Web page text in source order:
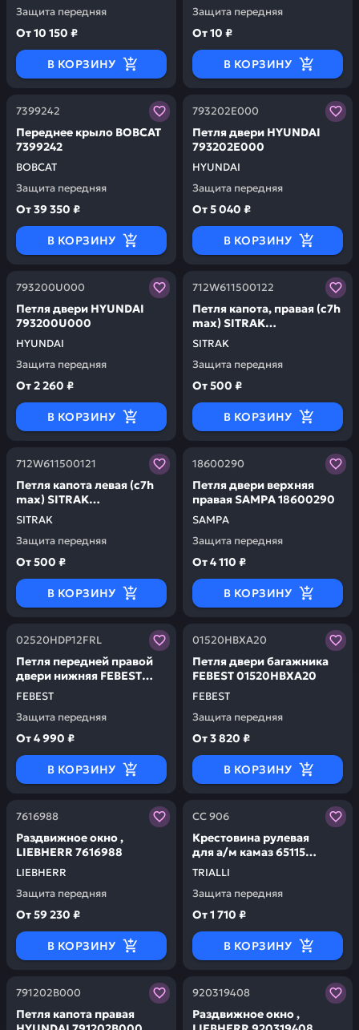
Защита передняя
От10 150 ₽
В КОРЗИНУ
Защита передняя
От10 ₽
В КОРЗИНУ
7399242
BOBCAT
Переднее крыло BOBCAT
7399242
Защита передняя
Заказывая запчасти у нас, вы получаете гарантию
От39 350 ₽
В КОРЗИНУ
793202E000
HYUNDAI
Петля двери HYUNDAI
793202E000
Защита передняя
Заказывая запчасти у
От5 040 ₽
В КОРЗИНУ
793200U000
HYUNDAI
Петля двери HYUNDAI
793200U000
Защита передняя
Заказывая запчасти у нас, вы получаете гарантию
От2 260 ₽
В КОРЗИНУ
712W611500122
SITRAK
Петля капота, правая (c7h
max) SITRAK
712W611500122
Защита передняя
Заказывая запчасти у
От500 ₽
В КОРЗИНУ
712W611500121
SITRAK
Петля капота левая (c7h
max) SITRAK
712W611500121
Защита передняя
Заказывая запчасти у нас, вы получаете гарантию
От500 ₽
В КОРЗИНУ
18600290
SAMPA
Петля двери верхняя
правая SAMPA 18600290
Защита передняя
Заказывая запчасти у
От4 110 ₽
В КОРЗИНУ
02520HDP12FRL
FEBEST
Петля передней правой
двери нижняя FEBEST
02520HDP12FRL
Защита передняя
Заказывая запчасти у нас, вы получаете гарантию
От4 990 ₽
В КОРЗИНУ
01520HBXA20
FEBEST
Петля двери багажника
FEBEST 01520HBXA20
Защита передняя
Заказывая запчасти у
От3 820 ₽
В КОРЗИНУ
7616988
LIEBHERR
Раздвижное окно ,
LIEBHERR 7616988
Защита передняя
Заказывая запчасти у нас, вы получаете гарантию
От59 230 ₽
В КОРЗИНУ
CC 906
TRIALLI
Крестовина рулевая
для а/м камаз 65115
(28x37x67.8) TRIALLI CC
906
Защита передняя
Заказывая запчасти у
От1 710 ₽
В КОРЗИНУ
791202B000
Петля капота правая
Заказывая запчасти у нас, вы получаете гарантию
920319408
Раздвижное окно ,
Заказывая запчасти у